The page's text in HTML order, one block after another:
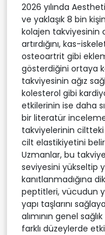
2026 yılında
ve yaklaşık 8 bin
kolajen takviyesinin
artırdığını, kas-
osteoartrit gibi
gösterdiğini ortaya
takviyesinin ağız
kolesterol gibi
etkilerinin ise daha
bir literatür
takviyelerinin ciltteki
cilt elastikiyetini
Uzmanlar, bu
seviyesini yükseltip
kanıtlanmadığına
peptitleri, vücudun
yapı taşlarını
alımının genel
farklı düzeylerde